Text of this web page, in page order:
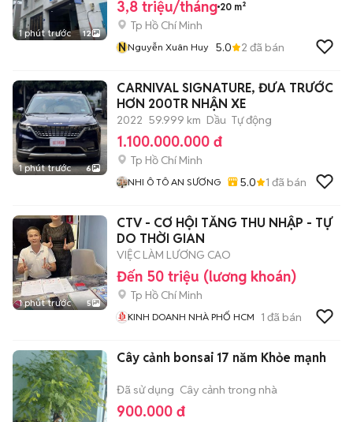
1 phút trước 12
3,8 triệu/tháng 20 m²
Tp Hồ Chí Minh
NNguyễn Xuân Huy 5.0 2 đã bán
1 phút trước 6
CARNIVAL SIGNATURE, ĐƯA TRƯỚC
HƠN 200TR NHẬN XE
2022 59.999 km Dầu Tự động
1.100.000.000 đ
Tp Hồ Chí Minh
NHI Ô TÔ AN SƯƠNG 5.0 1 đã bán
1 phút trước 5
CTV - CƠ HỘI TĂNG THU NHẬP - TỰ
DO THỜI GIAN
VIỆC LÀM LƯƠNG CAO
Đến 50 triệu (lương khoán)
Tp Hồ Chí Minh
KINH DOANH NHÀ PHỐ HCM 1 đã bán
Cây cảnh bonsai 17 năm Khỏe mạnh
Đã sử dụng Cây cảnh trong nhà
900.000 đ